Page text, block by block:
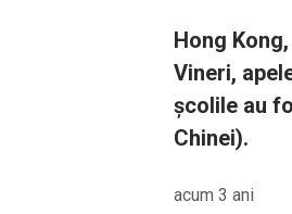
Hong
Vineri,
școlile au
Chinei).
acum 3 ani